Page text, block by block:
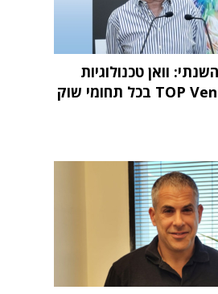
מחקר STKI השנתי: וואן טכנולוגיות
דורגה כ-TOP Vendor בכל תחומי שוק